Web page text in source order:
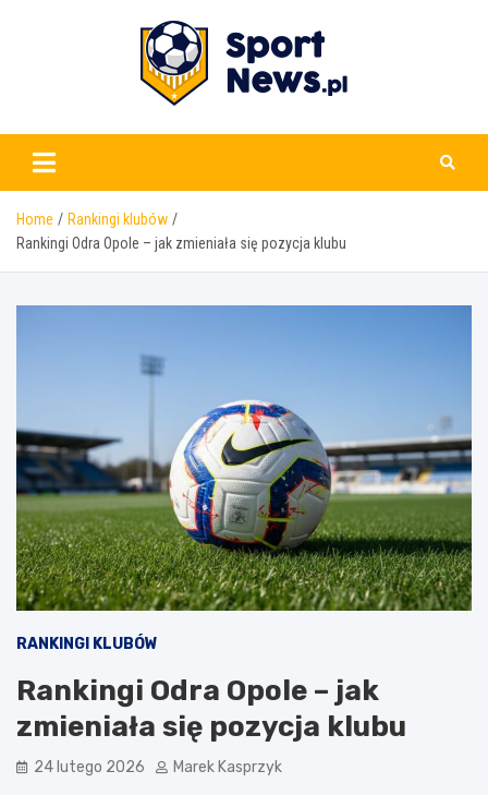
www.sportnews.pl
Home
Rankingi klubów
Rankingi Odra Opole – jak zmieniała się pozycja klubu
RANKINGI KLUBÓW
Rankingi Odra Opole – jak
zmieniała się pozycja klubu
24 lutego 2026 Marek Kasprzyk